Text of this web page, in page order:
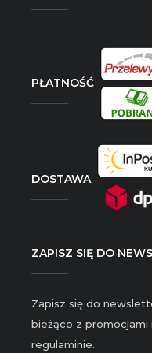
PŁATNOŚĆ
DOSTAWA
ZAPISZ SIĘ DO
Zapisz się do
bieżąco z promocjami
regulaminie.